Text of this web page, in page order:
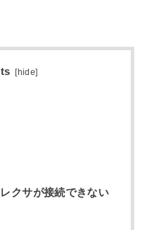
[hide]
クサが接続できない